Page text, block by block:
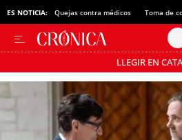
ES NOTICIA: Quejas contra médicos Toma de
LLEGIR EN
Pásate al MODO